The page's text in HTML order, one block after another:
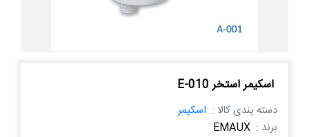
اسکیمر استخر E-010
دسته بندی کالا : اسکیمر
برند : EMAUX